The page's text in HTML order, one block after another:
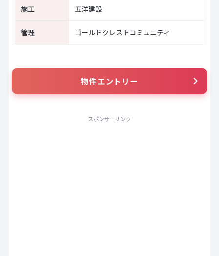
施工 五洋建設
管理 ゴールドクレストコミュニティ
物件エントリー
スポンサーリンク